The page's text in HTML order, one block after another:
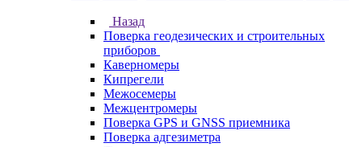
Назад
Поверка геодезических и строительных
приборов
Каверномеры
Кипрегели
Межосемеры
Межцентромеры
Поверка GPS и GNSS приемника
Поверка адгезиметра